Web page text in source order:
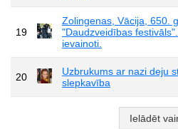
19
Zolingenas, Vācija, 650.
"Daudzveidības
ievainoti.
20
Uzbrukums ar nazi deju
slepkavība
Ielādēt